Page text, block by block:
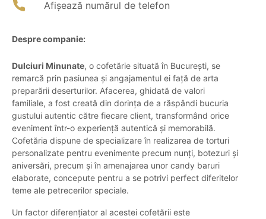
Afișează numărul de telefon
Despre companie:
Dulciuri Minunate, o cofetărie situată în București, se
remarcă prin pasiunea și angajamentul ei față de arta
preparării deserturilor. Afacerea, ghidată de valori
familiale, a fost creată din dorința de a răspândi bucuria
gustului autentic către fiecare client, transformând orice
eveniment într-o experiență autentică și memorabilă.
Cofetăria dispune de specializare în realizarea de torturi
personalizate pentru evenimente precum nunți, botezuri și
aniversări, precum și în amenajarea unor candy baruri
elaborate, concepute pentru a se potrivi perfect diferitelor
teme ale petrecerilor speciale.
Un factor diferențiator al acestei cofetării este